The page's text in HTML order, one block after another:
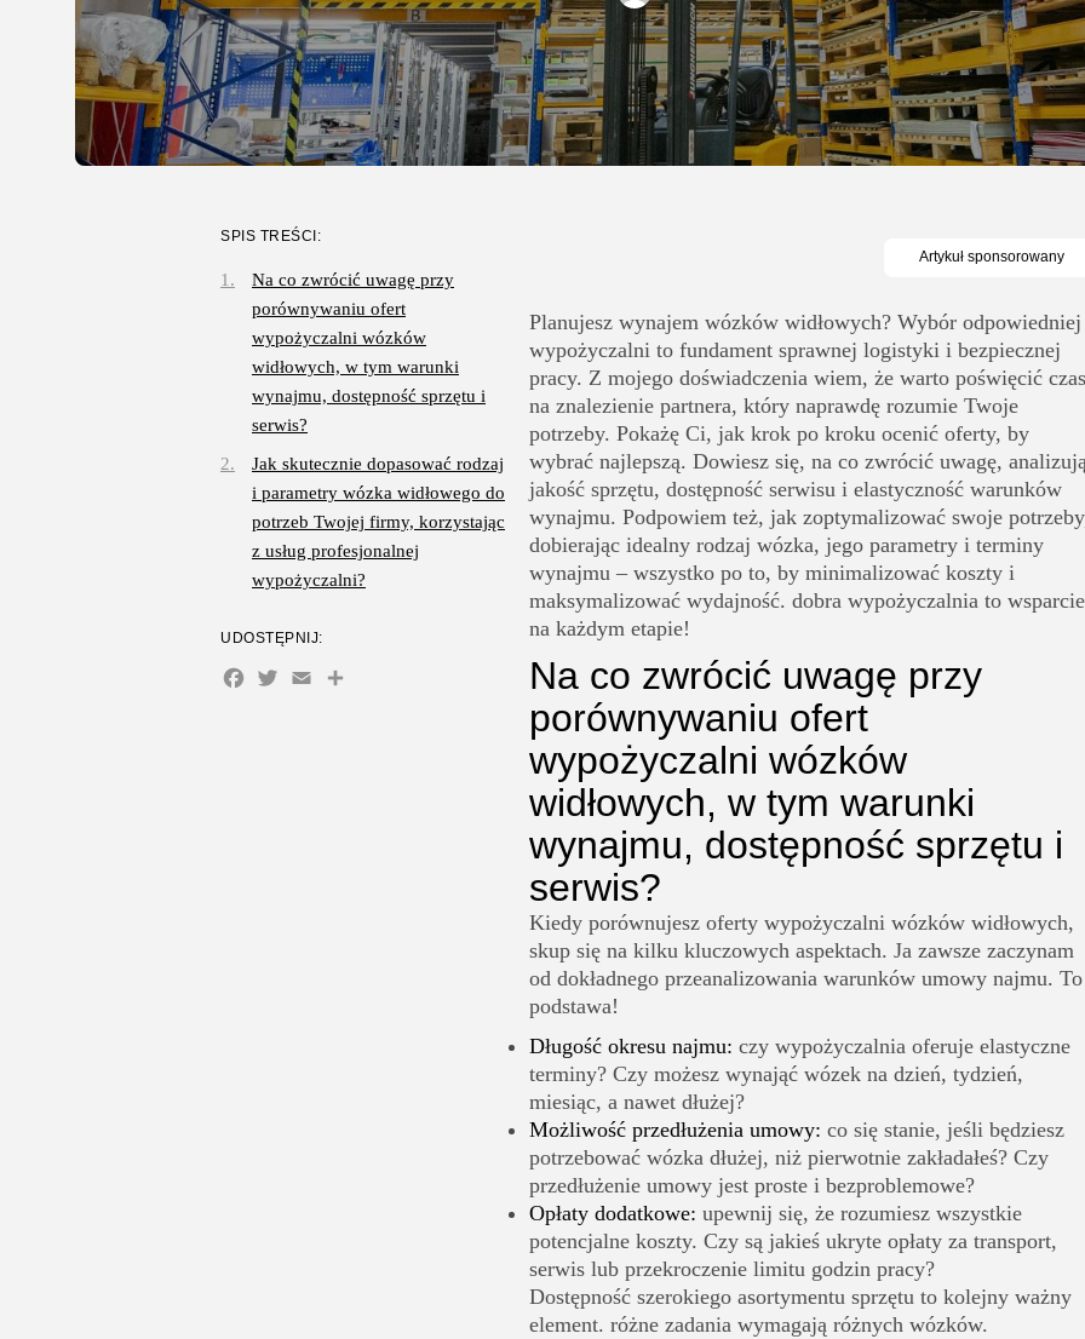
Planujesz wynajem wózków widłowych? Wybór odpowiedniej
wypożyczalni to fundament sprawnej logistyki i bezpiecznej
pracy. Z mojego doświadczenia wiem, że warto poświęcić czas
na znalezienie partnera, który naprawdę rozumie Twoje
potrzeby. Pokażę Ci, jak krok po kroku ocenić oferty, by
wybrać najlepszą. Dowiesz się, na co zwrócić uwagę,
jakość sprzętu, dostępność serwisu i elastyczność warunków
wynajmu. Podpowiem też, jak zoptymalizować swoje
dobierając idealny rodzaj wózka, jego parametry i terminy
wynajmu – wszystko po to, by minimalizować koszty i
maksymalizować wydajność. dobra wypożyczalnia to wsparcie
na każdym etapie!
Na co zwrócić uwagę przy
porównywaniu ofert
wypożyczalni wózków
widłowych, w tym warunki
wynajmu, dostępność sprzętu i
serwis?
Kiedy porównujesz oferty wypożyczalni wózków widłowych,
skup się na kilku kluczowych aspektach. Ja zawsze zaczynam
od dokładnego przeanalizowania warunków umowy najmu. To
podstawa!
Długość okresu najmu: czy wypożyczalnia oferuje elastyczne
terminy? Czy możesz wynająć wózek na dzień, tydzień,
miesiąc, a nawet dłużej?
Możliwość przedłużenia umowy: co się stanie, jeśli będziesz
potrzebować wózka dłużej, niż pierwotnie zakładałeś? Czy
przedłużenie umowy jest proste i bezproblemowe?
Opłaty dodatkowe: upewnij się, że rozumiesz wszystkie
potencjalne koszty. Czy są jakieś ukryte opłaty za transport,
serwis lub przekroczenie limitu godzin pracy?
Dostępność szerokiego asortymentu sprzętu to kolejny ważny
element. różne zadania wymagają różnych wózków.
SPIS TREŚCI:
Na co zwrócić uwagę przy
porównywaniu ofert
wypożyczalni wózków
widłowych, w tym warunki
wynajmu, dostępność sprzętu i
serwis?
Jak skutecznie dopasować rodzaj
i parametry wózka widłowego do
potrzeb Twojej firmy, korzystając
z usług profesjonalnej
wypożyczalni?
UDOSTĘPNIJ:
Facebook
Twitter
EmailShare